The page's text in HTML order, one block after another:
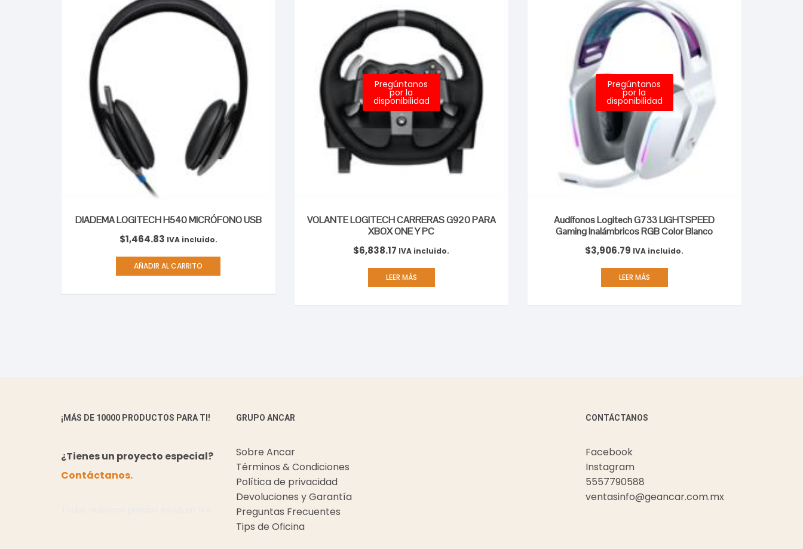
DIADEMA LOGITECH H540 MICRÓFONO USB
$1,464.83 IVA incluido.
AÑADIR AL CARRITO
Pregúntanos
por la
disponibilidad
VOLANTE LOGITECH CARRERAS G920 PARA
XBOX ONE Y PC
$6,838.17 IVA incluido.
LEER MÁS
Pregúntanos
por la
disponibilidad
Audífonos Logitech G733 LIGHTSPEED
Gaming Inalámbricos RGB Color Blanco
$3,906.79 IVA incluido.
LEER MÁS
¡MÁS DE 10000 PRODUCTOS PARA TI!
¿Tienes un proyecto especial?
Contáctanos.
GRUPO ANCAR
Sobre Ancar
Términos & Condiciones
Política de privacidad
Devoluciones y Garantía
Preguntas Frecuentes
Tips de Oficina
CONTÁCTANOS
Facebook
Instagram
5557790588
ventasinfo@geancar.com.mx